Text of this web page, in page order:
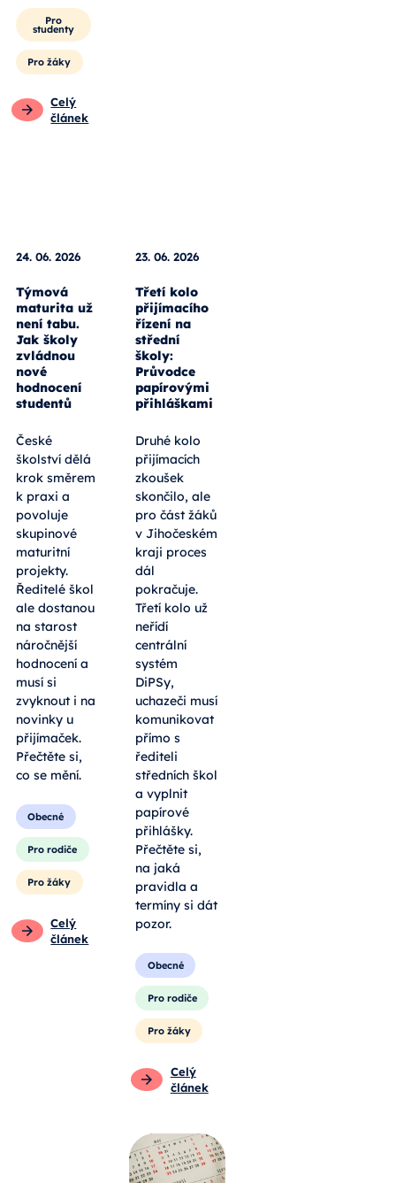
Pro
studenty
Pro žáky
Celý
článek
24. 06. 2026
Týmová
maturita už
není tabu.
Jak školy
zvládnou
nové
hodnocení
studentů
České
školství dělá
krok směrem
k praxi a
povoluje
skupinové
maturitní
projekty.
Ředitelé škol
ale dostanou
na starost
náročnější
hodnocení a
musí si
zvyknout i na
novinky u
přijímaček.
Přečtěte si,
co se mění.
Obecné
Pro rodiče
Pro žáky
Celý
článek
23. 06. 2026
Třetí kolo
přijímacího
řízení na
střední
školy:
Průvodce
papírovými
přihláškami
Druhé kolo
přijímacích
zkoušek
skončilo, ale
pro část žáků
v Jihočeském
kraji proces
dál
pokračuje.
Třetí kolo už
neřídí
centrální
systém
DiPSy,
uchazeči musí
komunikovat
přímo s
řediteli
středních škol
a vyplnit
papírové
přihlášky.
Přečtěte si,
na jaká
pravidla a
termíny si dát
pozor.
Obecné
Pro rodiče
Pro žáky
Celý
článek